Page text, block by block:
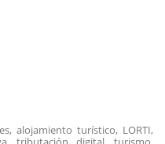
alojamiento turístico, LORTI,